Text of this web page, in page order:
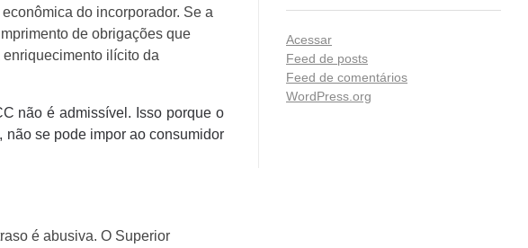
do incorporador. Se a
de obrigações que
ilícito da
não é admissível. Isso porque o
não se pode impor ao consumidor
é abusiva. O Superior
Acessar
Feed de posts
Feed de comentários
WordPress.org